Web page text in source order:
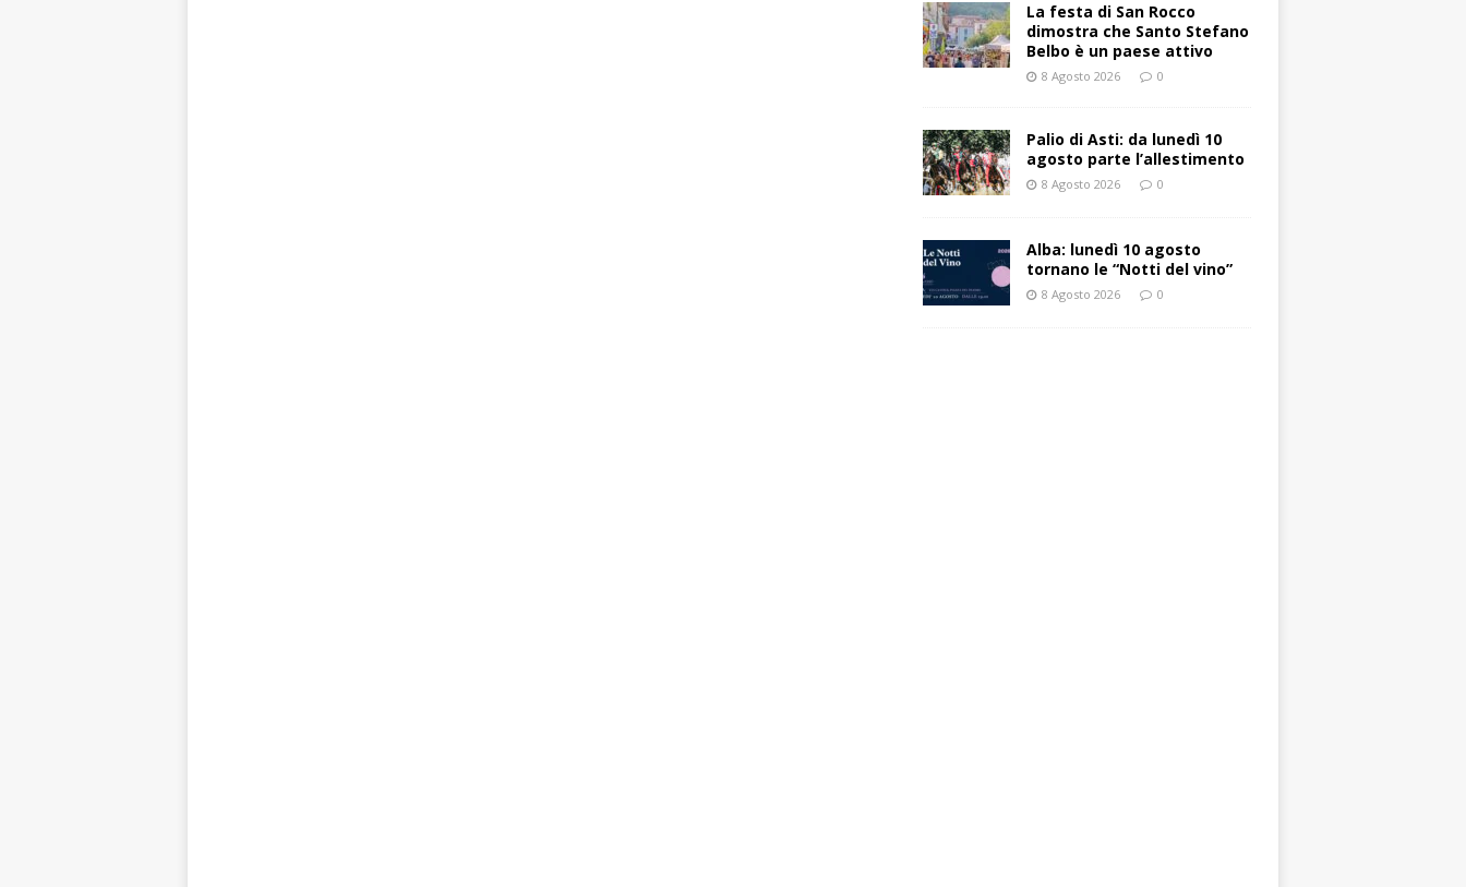
La festa di San Rocco
dimostra che Santo Stefano
Belbo è un paese attivo
8 Agosto 2026 0
Palio di Asti: da lunedì 10
agosto parte l’allestimento
8 Agosto 2026 0
Alba: lunedì 10 agosto
tornano le “Notti del vino”
8 Agosto 2026 0